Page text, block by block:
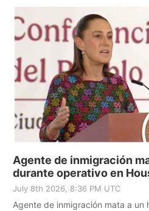
custodia del ICE.
Agente de inmigración
durante operativo en
July 8th 2026, 8:36 PM UTC
Agente de inmigración mata a